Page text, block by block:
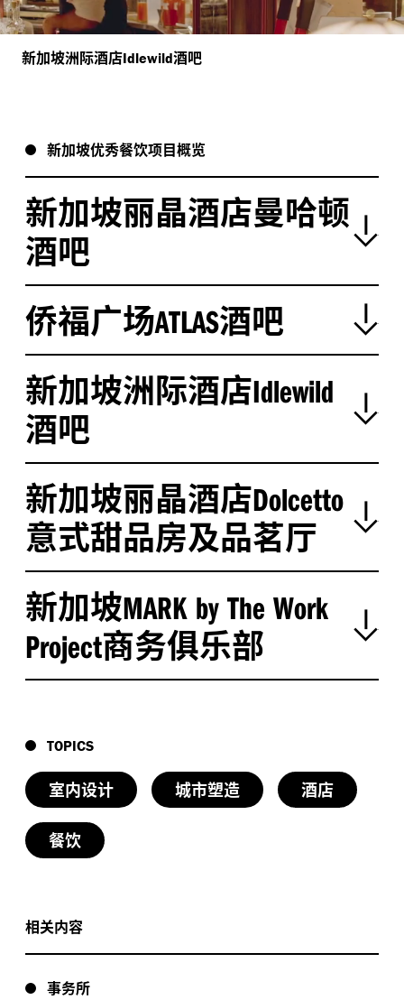
新加坡洲际酒店Idlewild酒吧
新加坡优秀餐饮项目概览
新加坡丽晶酒店曼哈顿
酒吧
设计亮点
始终位列全球酒吧50 强
与酒饮顾问Proof&Co合作打造令人沉醉的浸入式
饮酒体验；
全球首个位于酒店内的酒窖，以窖内熟成的手工精
酿及调制饮品，重现美国鸡尾酒调制的“黄金年
代”；
私密座位区洛克菲勒室位于图书馆内，经由一道
“暗门”出入
现了二十年代纽约城的华
彩。的确，这间酒吧有如名
著《了不起的盖茨比》中的
一幕！性感、奢华又时
Uncover Asia
摄影：EK Yap
侨福广场ATLAS酒吧
设计亮点
风建筑充满了
酒吧设计采用了建筑中的几何图形、镀金黄铜与壁
画元素
新加坡洲际酒店Idlewild
酒吧
新加坡丽晶酒店Dolcetto
意式甜品房及品茗厅
风格迥异却又相得益彰的南洋热带风品茗厅与意大
利式甜品房
我们的设计令人从容坐落于酒店中庭之内，并以温
暖和舒适为核心驱动力改造了现有空间
品茗厅内摆放茂密绿植，窗户设计风格显著，自然
采光透过窗户洒入室内
新加坡MARK by The Work
Project商务俱乐部
设计亮点
借鉴了美国二十世纪六七十年代高级会员俱乐部中
极富魅力的行政酒廊风格
定制家具与长绒地毯色调浅淡，以金属与深色木材
摄影：EK Yap
TOPICS
室内设计 城市塑造 酒店
餐饮
相关内容
事务所